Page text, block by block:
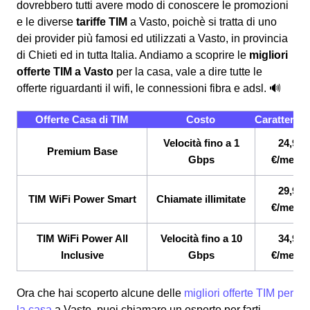
dovrebbero tutti avere modo di conoscere le promozioni
e le diverse tariffe TIM a Vasto, poichè si tratta di uno
dei provider più famosi ed utilizzati a Vasto, in provincia
di Chieti ed in tutta Italia. Andiamo a scoprire le migliori
offerte TIM a Vasto per la casa, vale a dire tutte le
offerte riguardanti il wifi, le connessioni fibra e adsl. 🔊
Offerte Casa di TIM Costo
Premium Base
Velocità fino a 1
Gbps
24,90
€/mese$
TIM WiFi Power Smart Chiamate illimitate
29,90
€/mese$
TIM WiFi Power All
Inclusive
Velocità fino a 10
Gbps
34,90
€/mese$
Ora che hai scoperto alcune delle migliori offerte TIM per